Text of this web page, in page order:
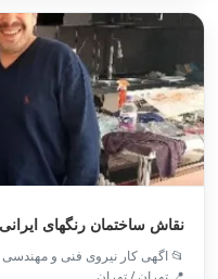
نقاش ساختمان رنگهای ایرانی و
📂 اگهی کار نیروی فنی و مهندسی